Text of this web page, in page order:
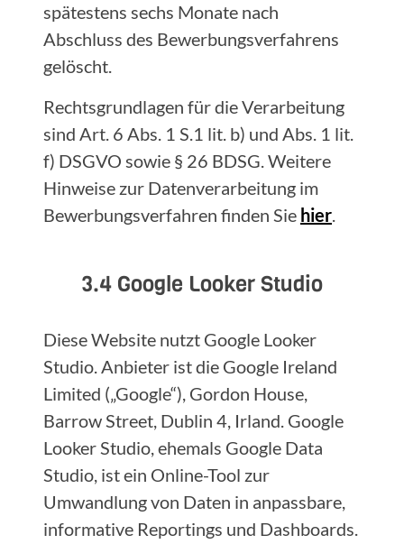
spätestens sechs Monate nach
Abschluss des Bewerbungsverfahrens
gelöscht.
Rechtsgrundlagen für die Verarbeitung
sind Art. 6 Abs. 1 S.1 lit. b) und Abs. 1 lit.
f) DSGVO sowie § 26 BDSG. Weitere
Hinweise zur Datenverarbeitung im
Bewerbungsverfahren finden Sie hier.
3.4 Google Looker Studio
Diese Website nutzt Google Looker
Studio. Anbieter ist die Google Ireland
Limited („Google“), Gordon House,
Barrow Street, Dublin 4, Irland. Google
Looker Studio, ehemals Google Data
Studio, ist ein Online-Tool zur
Umwandlung von Daten in anpassbare,
informative Reportings und Dashboards.